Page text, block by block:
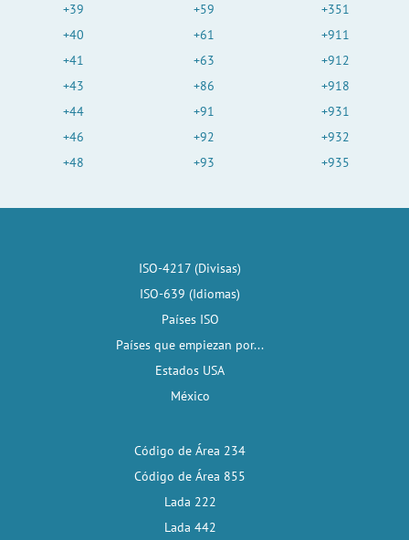
+39
+40
+41
+43
+44
+46
+48
+59
+61
+63
+86
+91
+92
+93
+351
+911
+912
+918
+931
+932
+935
ISO-4217 (Divisas)
ISO-639 (Idiomas)
Países ISO
Países que empiezan por...
Estados USA
México
Código de Área 234
Código de Área 855
Lada 222
Lada 442